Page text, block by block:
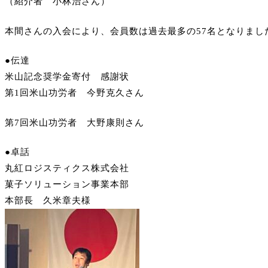
本間さんの入会により、会員数は過去最多の57名となりまし
●伝達
米山記念奨学金寄付 感謝状
第1回米山功労者 今野克久さん
第7回米山功労者 大野康則さん
●卓話
丸紅ロジスティクス株式会社
菓子ソリューション事業本部
本部長 久米章夫様